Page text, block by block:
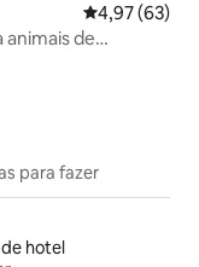
4,97 de uma
4,97 (63)
animais de
para fazer
hotel